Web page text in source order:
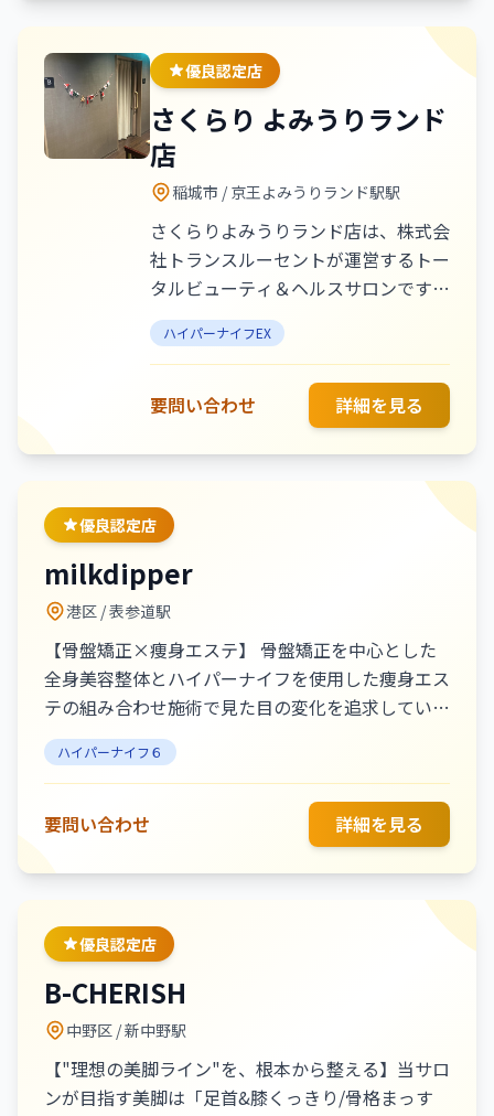
美肌づくりまで幅広くサポートいたします。リラッ
クスしながら効果を実感できるサロンとして、多く
のお客様にご利用いただいております。お気軽にご
相談ください。
優良認定店
さくらり よみうりランド
店
稲城市 / 京王よみうりランド駅駅
さくらりよみうりランド店は、株式会
社トランスルーセントが運営するトー
タルビューティ＆ヘルスサロンです。
バリ式マッサージによるオールハンド
の熟練した手技を中心に、ハイパーナ
イフEXを使用した痩身・リラクゼー
ションを提供しています。 「美」と
「健康」をテーマに、一生通えるサロ
ン作りを目指し、お一人おひとりのお
悩みや目的に寄り添った施術をご提
案。 完全個室の心地よい空間と確か
な技術力で、深い癒しと理想のボディ
へ導きます。
ハイパーナイフEX
要問い合わせ 詳細を見る
優良認定店
milkdipper
港区 / 表参道駅
【骨盤矯正×痩身エステ】 骨盤矯正を中心とした
全身美容整体とハイパーナイフを使用した痩身エス
テの組み合わせ施術で見た目の変化を追求していま
す！ 美容整体は骨格だけじゃなく筋膜も緩めるこ
とで体の根本改善&リバウンドしづらい体にチェン
ジ！さらハイパーナイフで脂肪へアプローチするこ
とで効果を高め、少ない回数でスタイルアップを叶
ハイパーナイフ６
要問い合わせ 詳細を見る
優良認定店
B-CHERISH
中野区 / 新中野駅
【"理想の美脚ライン"を、根本から整える】当サロ
ンが目指す美脚は「足首&膝くっきり/骨格まっす